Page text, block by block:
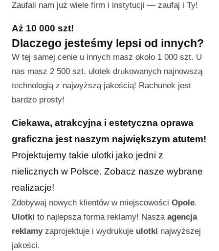
Zaufali nam już wiele firm i instytucji — zaufaj i Ty!
Aż 10 000 szt!
Dlaczego jesteśmy lepsi od innych?
W tej samej cenie u innych masz około 1 000 szt. U
nas masz 2 500 szt. ulotek drukowanych najnowszą
technologią z najwyższą jakością! Rachunek jest
bardzo prosty!
Ciekawa, atrakcyjna i estetyczna oprawa
graficzna jest naszym największym atutem!
Projektujemy takie ulotki jako jedni z
nielicznych w Polsce. Zobacz nasze wybrane
realizacje!
Zdobywaj nowych klientów w miejscowości Opole.
Ulotki to najlepsza forma reklamy! Nasza agencja
reklamyzaprojektuje i wydrukuje ulotki najwyższej
jakości.